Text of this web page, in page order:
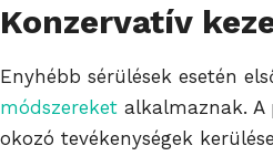
Konzervatív
Enyhébb sérülések esetén
módszereket alkalmaznak. A
okozó tevékenységek